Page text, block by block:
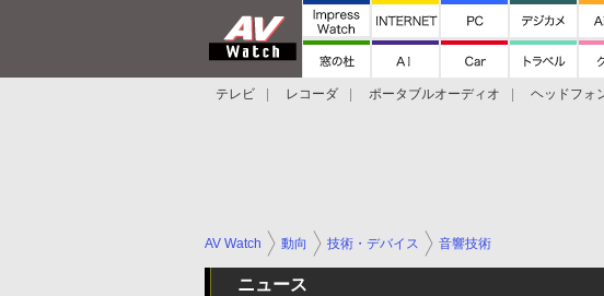
テレビ レコーダ ポータブルオーディオ ヘッドフォ
AV Watch 動向 技術・デバイス 音響技術
ニュース